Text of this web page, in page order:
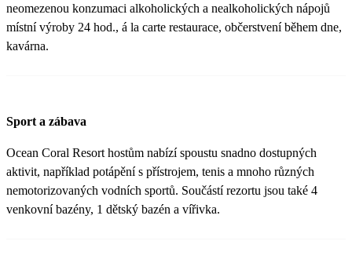
neomezenou konzumaci alkoholických a nealkoholických nápojů
místní výroby 24 hod., á la carte restaurace, občerstvení během dne,
kavárna.
Sport a zábava
Ocean Coral Resort hostům nabízí spoustu snadno dostupných
aktivit, například potápění s přístrojem, tenis a mnoho různých
nemotorizovaných vodních sportů. Součástí rezortu jsou také 4
venkovní bazény, 1 dětský bazén a vířivka.